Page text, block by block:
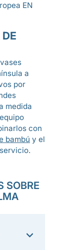
EN
a
por
medida
con
bambú y el
SOBRE